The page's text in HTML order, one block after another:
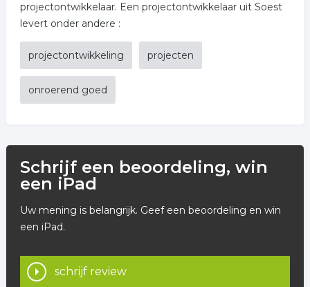
projectontwikkelaar. Een projectontwikkelaar uit Soest
levert onder andere :
projectontwikkeling projecten
onroerend goed
Schrijf een beoordeling, win
een iPad
Uw mening is belangrijk. Geef een beoordeling en win
een iPad.
schrijf review